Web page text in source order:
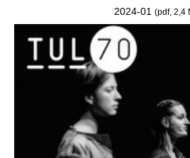
2024-01 (pdf, 2,4